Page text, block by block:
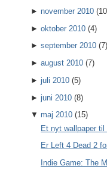
►november 2010
►oktober 2010 (4)
►september 2010 (7)
►august 2010 (7)
►juli 2010 (5)
►juni 2010 (8)
▼maj 2010 (15)
Et nyt wallpaper
Er Left 4 Dead 2
Indie Game: The